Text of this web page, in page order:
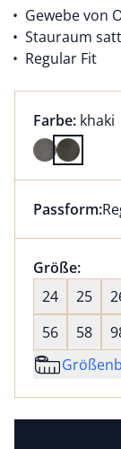
Gewebe von
Stauraum satt
Regular Fit
Farbauswahl:
Farbe: khaki
Farbe khaki
Dieser
Passform:
Größe:
24
25
56
58